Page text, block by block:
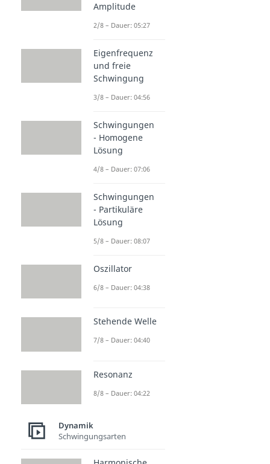
Amplitude
2/8 – Dauer: 05:27
Eigenfrequenz
und freie
Schwingung
3/8 – Dauer: 04:56
Schwingungen
- Homogene
Lösung
4/8 – Dauer: 07:06
Schwingungen
- Partikuläre
Lösung
5/8 – Dauer: 08:07
Oszillator
6/8 – Dauer: 04:38
Stehende Welle
7/8 – Dauer: 04:40
Resonanz
8/8 – Dauer: 04:22
Dynamik
Schwingungsarten